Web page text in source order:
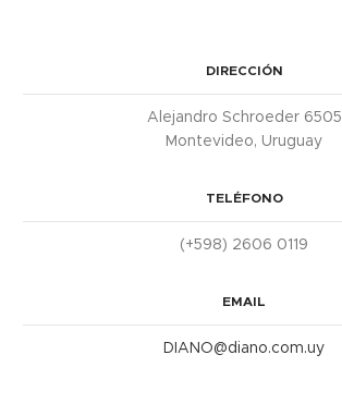
DIRECCIÓN
Alejandro Schroeder 6505
Montevideo, Uruguay
TELÉFONO
(+598) 2606 0119
EMAIL
DIANO@diano.com.uy